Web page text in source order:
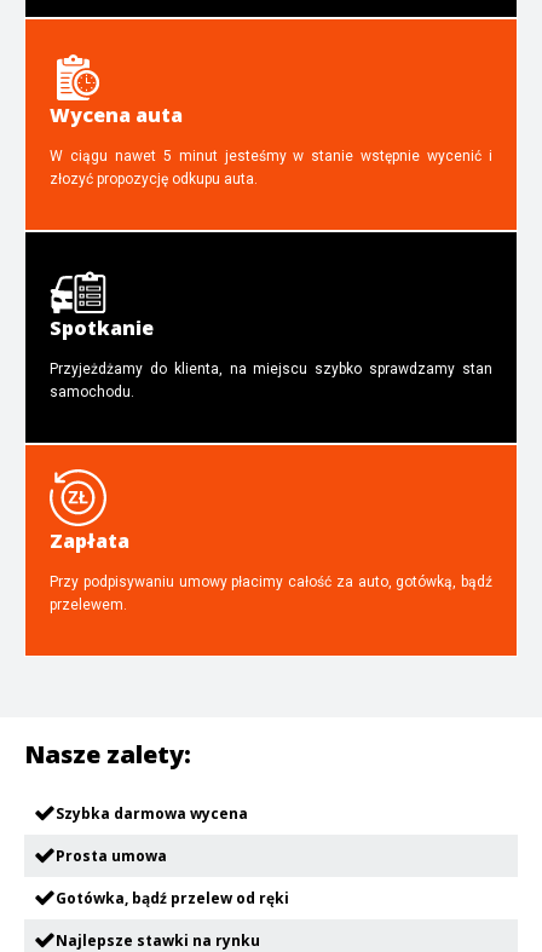
Wycena auta
W ciągu nawet 5 minut jesteśmy w stanie wstępnie wycenić i
złozyć propozycję odkupu auta.
Spotkanie
Przyjeżdżamy do klienta, na miejscu szybko sprawdzamy stan
samochodu.
Zapłata
Przy podpisywaniu umowy płacimy całość za auto, gotówką, bądź
przelewem.
Nasze zalety:
Szybka darmowa wycena
Prosta umowa
Gotówka, bądź przelew od ręki
Najlepsze stawki na rynku